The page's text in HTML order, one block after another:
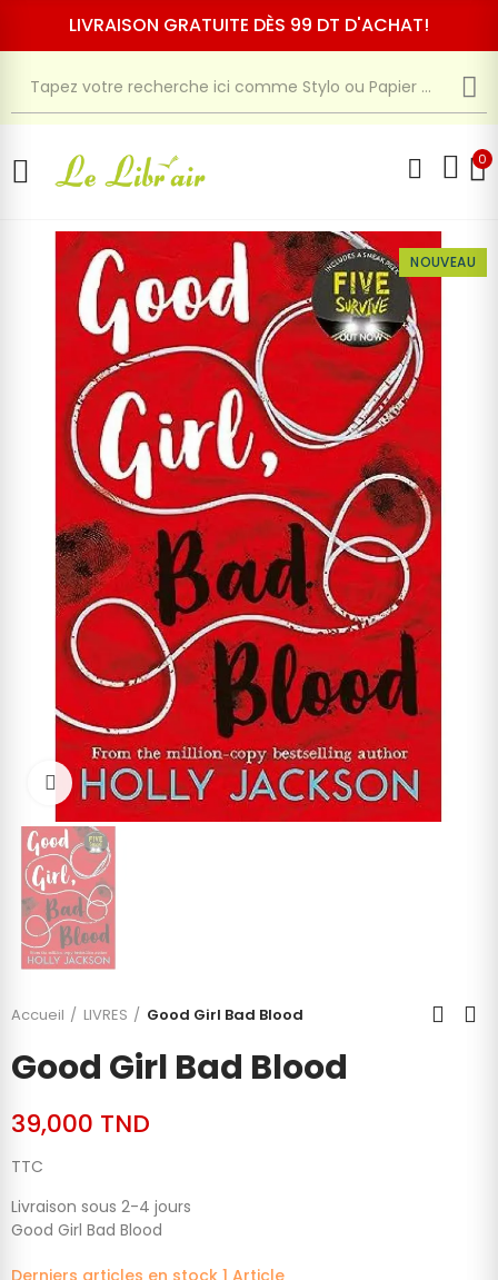
LIVRAISON GRATUITE DÈS 99 DT D'ACHAT!
0
NOUVEAU
Cliquez pour agrandir
Accueil LIVRES Good Girl Bad Blood
Good Girl Bad Blood
39,000 TND
TTC
Livraison sous 2-4 jours
Good Girl Bad Blood